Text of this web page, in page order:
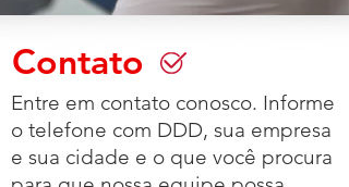
Contato
Entre em contato conosco. Informe
o telefone com DDD, sua empresa
e sua cidade e o que você procura